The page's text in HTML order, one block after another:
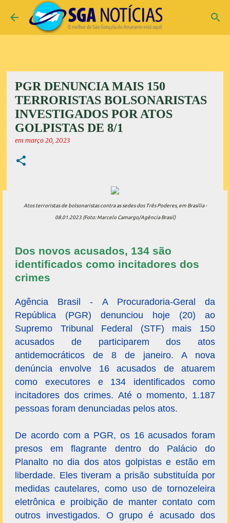
Pular para o conteúdo principal
PGR DENUNCIA MAIS 150
TERRORISTAS BOLSONARISTAS
INVESTIGADOS POR ATOS
GOLPISTAS DE 8/1
em março 20, 2023
Atos terroristas de bolsonaristas contra as sedes dos Três Poderes, em Brasília -
08.01.2023 (Foto: Marcelo Camargo/Agência Brasil)
Dos novos acusados, 134 são
identificados como incitadores dos
crimes
Agência Brasil - A Procuradoria-Geral da
República (PGR) denunciou hoje (20) ao
Supremo Tribunal Federal (STF) mais 150
acusados de participarem dos atos
antidemocráticos de 8 de janeiro. A nova
denúncia envolve 16 acusados de atuarem
como executores e 134 identificados como
incitadores dos crimes. Até o momento, 1.187
pessoas foram denunciadas pelos atos.
De acordo com a PGR, os 16 acusados foram
presos em flagrante dentro do Palácio do
Planalto no dia dos atos golpistas e estão em
liberdade. Eles tiveram a prisão substituída por
medidas cautelares, como uso de tornozeleira
eletrônica e proibição de manter contato com
outros investigados. O grupo é acusado dos